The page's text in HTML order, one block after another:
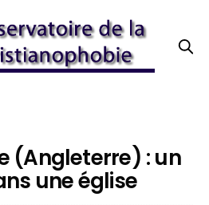
(Angleterre) : un
une église